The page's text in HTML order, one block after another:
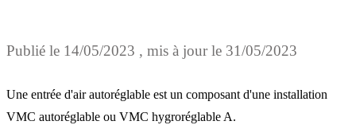
Publié le 14/05/2023 , mis à jour le 31/05/2023
Une entrée d'air autoréglable est un composant d'une installation
VMC autoréglable ou VMC hygroréglable A.